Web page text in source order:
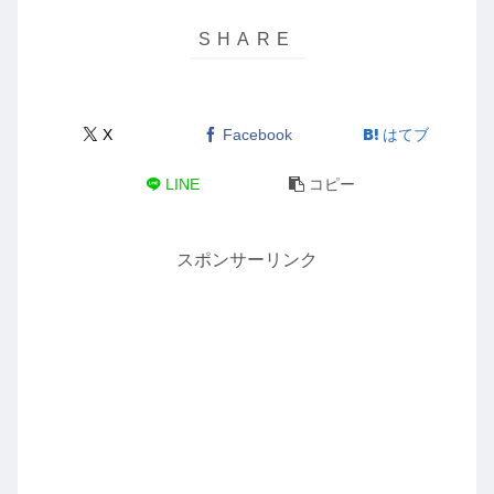
X Facebook はてブ
LINE コピー
スポンサーリンク